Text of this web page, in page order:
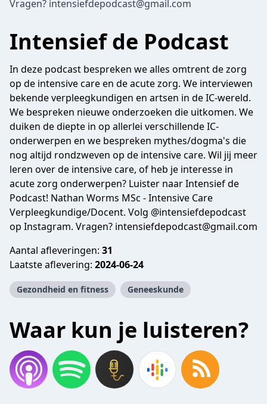
Vragen? intensiefdepodcast@gmail.com
Intensief de Podcast
In deze podcast bespreken we alles omtrent de zorg
op de intensive care en de acute zorg. We interviewen
bekende verpleegkundigen en artsen in de IC-wereld.
We bespreken nieuwe onderzoeken die uitkomen. We
duiken de diepte in op allerlei verschillende IC-
onderwerpen en we bespreken mythes/dogma's die
nog altijd rondzweven op de intensive care. Wil jij meer
leren over de intensive care, of heb je interesse in
acute zorg onderwerpen? Luister naar Intensief de
Podcast! Nathan Worms MSc - Intensive Care
Verpleegkundige/Docent. Volg @intensiefdepodcast
op Instagram. Vragen? intensiefdepodcast@gmail.com
Aantal afleveringen: 31
Laatste aflevering: 2024-06-24
Gezondheid en fitness Geneeskunde
Waar kun je luisteren?